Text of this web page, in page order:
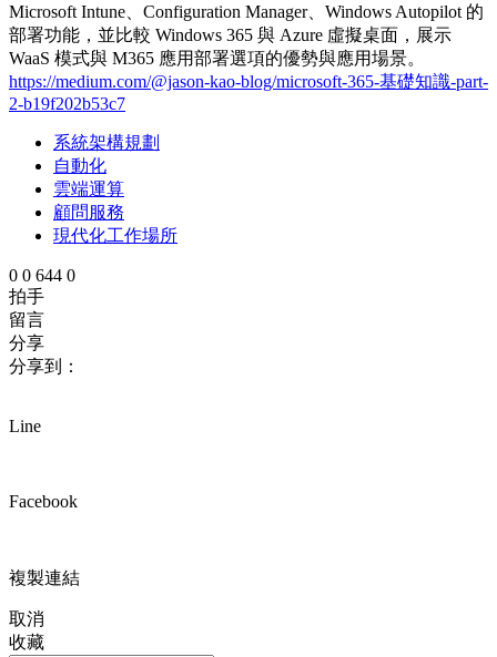
Microsoft Intune、Configuration Manager、Windows Autopilot 的
部署功能，並比較 Windows 365 與 Azure 虛擬桌面，展示
WaaS 模式與 M365 應用部署選項的優勢與應用場景。
https://medium.com/@jason-kao-blog/microsoft-365-基礎知識-part-
2-b19f202b53c7
系統架構規劃
自動化
雲端運算
顧問服務
現代化工作場所
0 0 644 0
拍手
留言
分享
分享到：
Line
Facebook
複製連結
取消
收藏